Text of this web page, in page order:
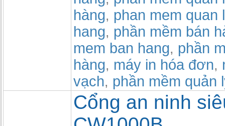
hàng, phan mem quan
hang, phần mềm bán
mem ban hang, phần
hàng, máy in hóa đơn,
vạch, phần mềm quản
Cổng an ninh